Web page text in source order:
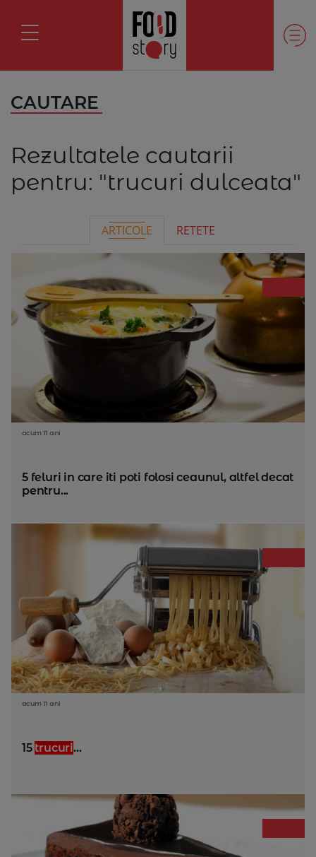
CAUTARE
Rezultatele cautarii
pentru: "trucuri dulceata"
ARTICOLE RETETE
acum 11 ani
5 feluri in care iti poti folosi ceaunul, altfel decat
pentru...
acum 11 ani
15 trucuri...